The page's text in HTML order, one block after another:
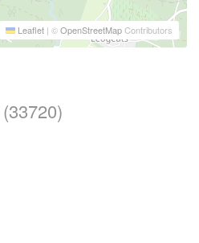
Leaflet | ©OpenStreetMapContributors